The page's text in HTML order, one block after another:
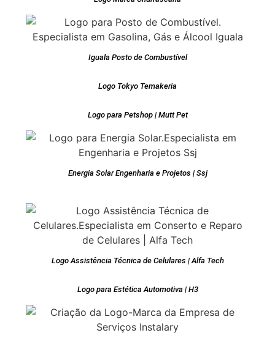
Iguala Posto de Combustível
Logo Tokyo Temakeria
Logo para Petshop | Mutt Pet
Energia Solar Engenharia e Projetos | Ssj
Logo Assistência Técnica de Celulares | Alfa Tech
Logo para Estética Automotiva | H3